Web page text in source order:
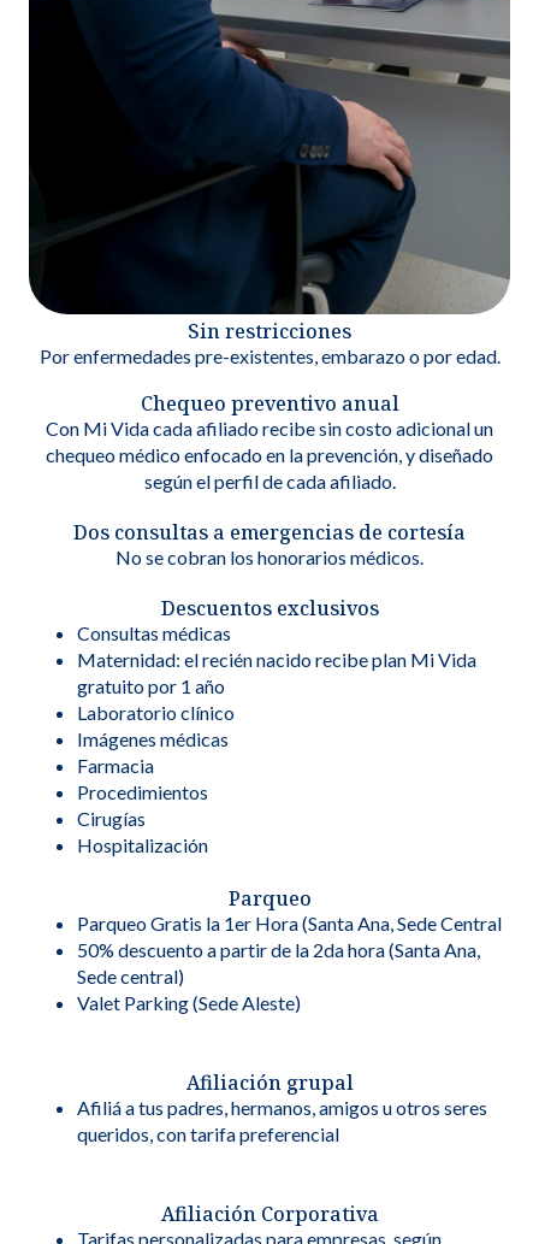
Sin restricciones
Por enfermedades pre-existentes, embarazo o por edad.
Chequeo preventivo anual
Con Mi Vida cada afiliado recibe sin costo adicional un
chequeo médico enfocado en la prevención, y diseñado
según el perfil de cada afiliado.
Dos consultas a emergencias de cortesía
No se cobran los honorarios médicos.
Descuentos exclusivos
Consultas médicas
Maternidad: el recién nacido recibe plan Mi Vida
gratuito por 1 año
Laboratorio clínico
Imágenes médicas
Farmacia
Procedimientos
Cirugías
Hospitalización
Parqueo
Parqueo Gratis la 1er Hora (Santa Ana, Sede Central
50% descuento a partir de la 2da hora (Santa Ana,
Sede central)
Valet Parking (Sede Aleste)
Afiliación grupal
Afiliá a tus padres, hermanos, amigos u otros seres
queridos, con tarifa preferencial
Afiliación Corporativa
Tarifas personalizadas para empresas, según